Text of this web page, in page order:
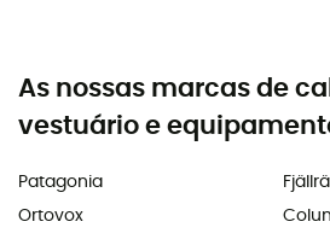
As nossas marcas de
vestuário e
Patagonia
Ortovox